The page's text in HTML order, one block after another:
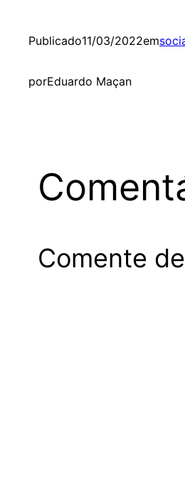
Publicado11/03/2022em
porEduardo Maçan
Comente